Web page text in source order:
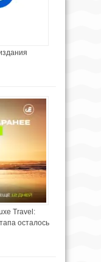
Travel:
осталось